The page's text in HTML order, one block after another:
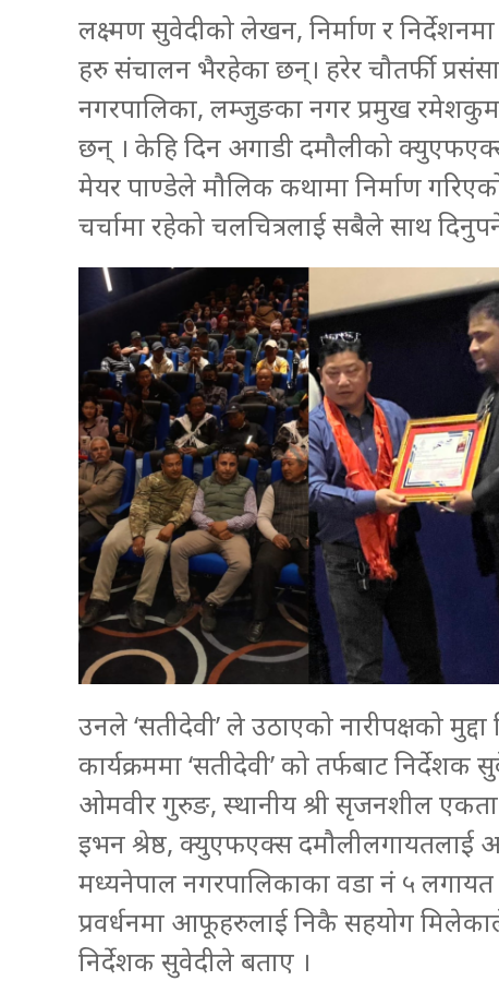
लक्ष्मण सुवेदीको लेखन, निर्माण र
हरु संचालन भैरहेका छन्। हरेर चौतर्फी
नगरपालिका, लम्जुङका नगर प्रमुख
छन् । केहि दिन अगाडी दमौलीको
मेयर पाण्डेले मौलिक कथामा निर्माण
चर्चामा रहेको चलचित्रलाई सबैले साथ
उनले ‘सतीदेवी’ ले उठाएको नारीपक्षको
कार्यक्रममा ‘सतीदेवी’ को तर्फबाट
ओमवीर गुरुङ, स्थानीय श्री सृजनशील
इभन श्रेष्ठ, क्युएफएक्स दमौलीलगायतलाई
मध्यनेपाल नगरपालिकाका वडा नं ५ लगायत
प्रवर्धनमा आफूहरुलाई निकै सहयोग
निर्देशक सुवेदीले बताए ।